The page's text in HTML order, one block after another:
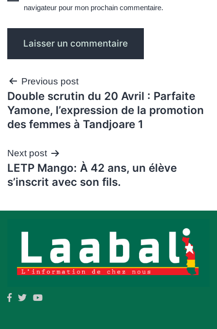
navigateur pour mon prochain commentaire.
Navigation
de
l’article
Previous post
Double scrutin du 20 Avril : Parfaite
Yamone, l’expression de la promotion
des femmes à Tandjoare 1
Next post
LETP Mango: À 42 ans, un élève
s’inscrit avec son fils.